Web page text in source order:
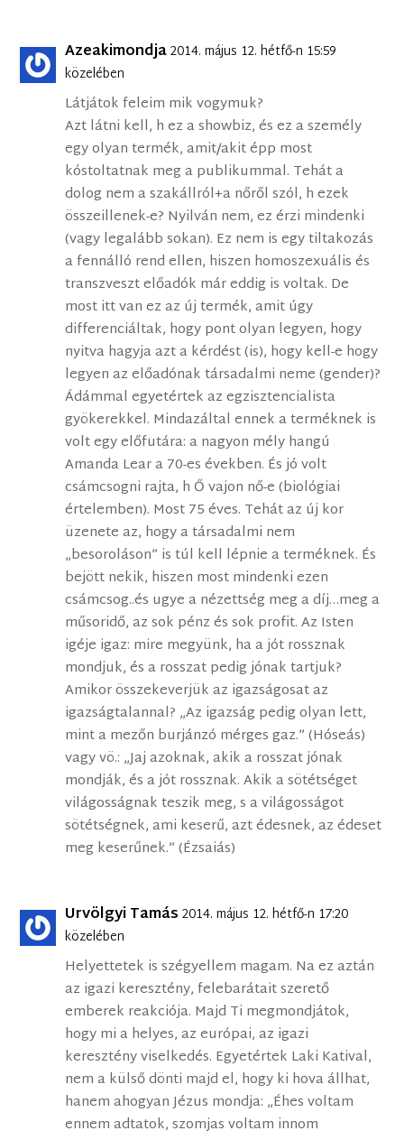
Azeakimondja2014. május 12. hétfő-n 15:59
közelében
Látjátok feleim mik vogymuk?
Azt látni kell, h ez a showbiz, és ez a személy
egy olyan termék, amit/akit épp most
kóstoltatnak meg a publikummal. Tehát a
dolog nem a szakállról+a nőről szól, h ezek
összeillenek-e? Nyilván nem, ez érzi mindenki
(vagy legalább sokan). Ez nem is egy tiltakozás
a fennálló rend ellen, hiszen homoszexuális és
transzveszt előadók már eddig is voltak. De
most itt van ez az új termék, amit úgy
differenciáltak, hogy pont olyan legyen, hogy
nyitva hagyja azt a kérdést (is), hogy kell-e hogy
legyen az előadónak társadalmi neme (gender)?
Ádámmal egyetértek az egzisztencialista
gyökerekkel. Mindazáltal ennek a terméknek is
volt egy előfutára: a nagyon mély hangú
Amanda Lear a 70-es években. És jó volt
csámcsogni rajta, h Ő vajon nő-e (biológiai
értelemben). Most 75 éves. Tehát az új kor
üzenete az, hogy a társadalmi nem
„besoroláson” is túl kell lépnie a terméknek. És
bejött nekik, hiszen most mindenki ezen
csámcsog..és ugye a nézettség meg a díj…meg a
műsoridő, az sok pénz és sok profit. Az Isten
igéje igaz: mire megyünk, ha a jót rossznak
mondjuk, és a rosszat pedig jónak tartjuk?
Amikor összekeverjük az igazságosat az
igazságtalannal? „Az igazság pedig olyan lett,
mint a mezőn burjánzó mérges gaz.” (Hóseás)
vagy vö.: „Jaj azoknak, akik a rosszat jónak
mondják, és a jót rossznak. Akik a sötétséget
világosságnak teszik meg, s a világosságot
sötétségnek, ami keserű, azt édesnek, az édeset
meg keserűnek.” (Ézsaiás)
Urvölgyi Tamás 2014. május 12. hétfő-n 17:20
közelében
Helyettetek is szégyellem magam. Na ez aztán
az igazi keresztény, felebarátait szerető
emberek reakciója. Majd Ti megmondjátok,
hogy mi a helyes, az európai, az igazi
keresztény viselkedés. Egyetértek Laki Katival,
nem a külső dönti majd el, hogy ki hova állhat,
hanem ahogyan Jézus mondja: „Éhes voltam
ennem adtatok, szomjas voltam innom